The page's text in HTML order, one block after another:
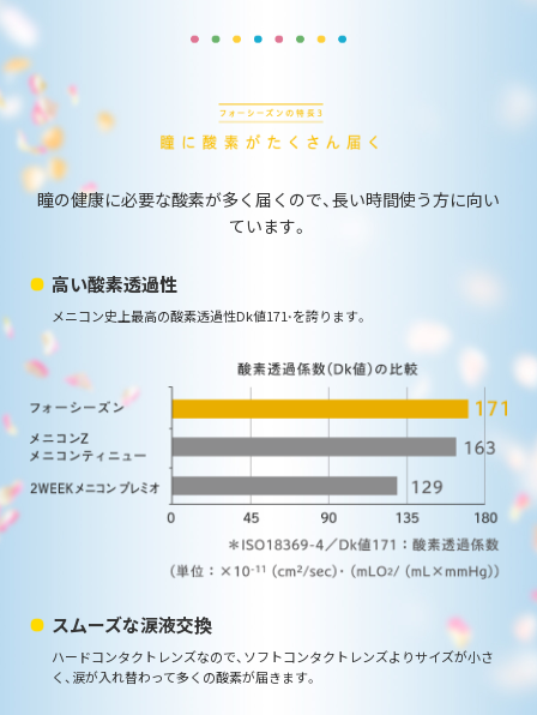
瞳の健康に必要な酸素が多く届くので、長い時間使う方に向い
ています。
高い酸素透過性
メニコン史上最高の酸素透過性Dk値171*を誇ります。
スムーズな涙液交換
ハードコンタクトレンズなので、ソフトコンタクトレンズよりサイズが小さ
く、涙が入れ替わって多くの酸素が届きます。